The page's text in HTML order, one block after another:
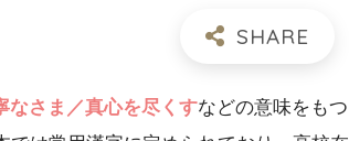
なさま／真心を尽くすなどの意味をもつ